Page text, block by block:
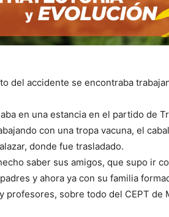
del accidente se encontraba
en una estancia en el partido de
con una tropa vacuna, el
donde fue trasladado.
saber sus amigos, que supo ir
y ahora ya con su familia
sobre todo del CEPT de